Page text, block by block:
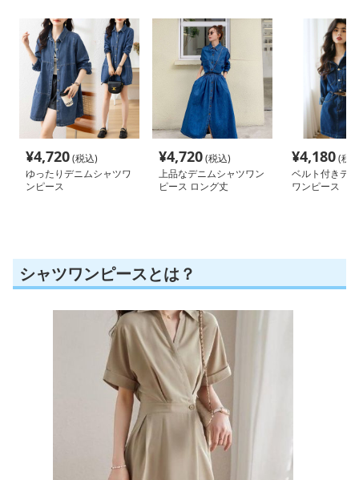
¥4,720(税込)
ゆったりデニムシャツワ
ンピース
¥4,720(税込)
上品なデニムシャツワン
ピース ロング丈
¥4,180(税
ベルト付きデ
ワンピース
シャツワンピースとは？